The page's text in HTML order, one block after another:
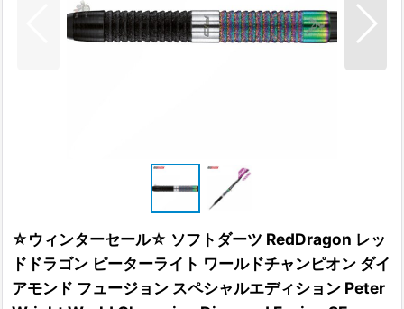
☆ウィンターセール☆ ソフトダーツ RedDragon レッ
ドドラゴン ピーターライト ワールドチャンピオン ダイ
アモンド フュージョン スペシャルエディション Peter